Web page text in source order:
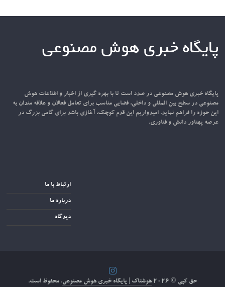
پایگاه خبری هوش مصنوعی
پایگاه خبری هوش مصنوعی در صدد است تا با بهره گیری از اخبار و اطلاعات هوش
مصنوعی در سطح بین المللی و داخلی، فضایی مناسب برای تعامل فعالان و علاقه مندان به
این حوزه را فراهم نماید. امیدواریم این قدم کوچک، آغازی باشد برای گامی بزرگ در
عرصه پهناور دانش و فناوری.
ارتباط با ما
درباره ما
دیدگاه
حق کپی © ۲۰۲۶ هوشتاک | پایگاه خبری هوش مصنوعی. محفوظ است.